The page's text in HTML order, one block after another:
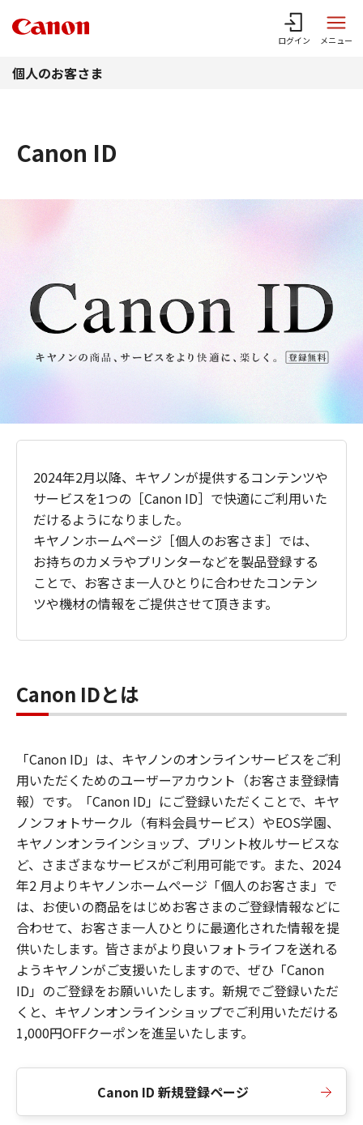
ログイン メニュー
個人のお客さま
Canon ID
2024年2月以降、キヤノンが提供するコンテンツや
サービスを1つの［Canon ID］で快適にご利用いた
だけるようになりました。
キヤノンホームページ［個人のお客さま］では、
お持ちのカメラやプリンターなどを製品登録する
ことで、お客さま一人ひとりに合わせたコンテン
ツや機材の情報をご提供させて頂きます。
Canon IDとは
「Canon ID」は、キヤノンのオンラインサービスをご利
用いただくためのユーザーアカウント（お客さま登録情
報）です。「Canon ID」にご登録いただくことで、キヤ
ノンフォトサークル（有料会員サービス）やEOS学園、
キヤノンオンラインショップ、プリント枚ルサービスな
ど、さまざまなサービスがご利用可能です。また、2024
年2 月よりキヤノンホームページ「個人のお客さま」で
は、お使いの商品をはじめお客さまのご登録情報などに
合わせて、お客さま一人ひとりに最適化された情報を提
供いたします。皆さまがより良いフォトライフを送れる
ようキヤノンがご支援いたしますので、ぜひ「Canon
ID」のご登録をお願いいたします。新規でご登録いただ
くと、キヤノンオンラインショップでご利用いただける
1,000円OFFクーポンを進呈いたします。
Canon ID 新規登録ページ